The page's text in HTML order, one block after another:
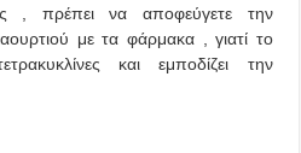
, πρέπει να αποφεύγετε την
με τα φάρμακα , γιατί το
και εμποδίζει την